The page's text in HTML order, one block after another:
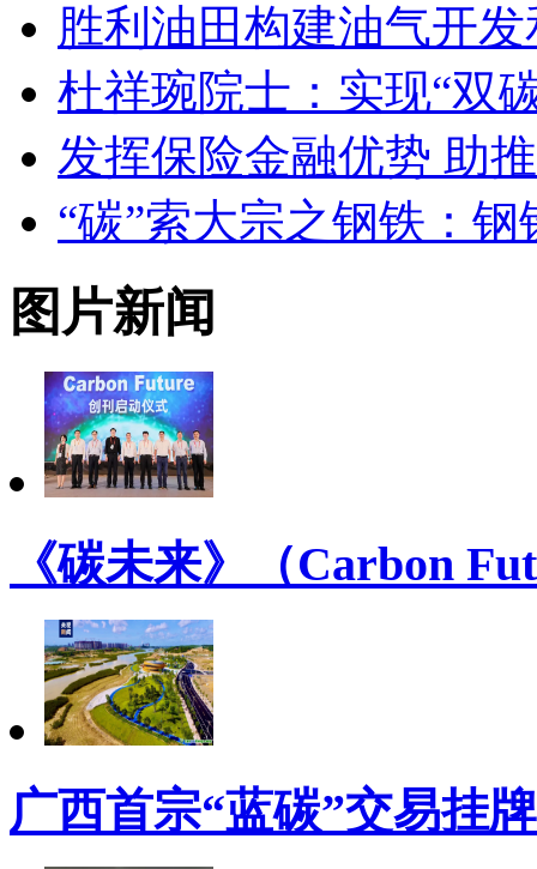
胜利油田构建油气开
杜祥琬院士：实现“双
发挥保险金融优势 助
“碳”索大宗之钢铁：
图片新闻
《碳未来》（Carbon
广西首宗“蓝碳”交易挂